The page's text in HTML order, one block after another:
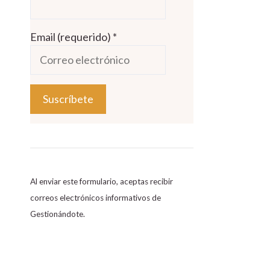
Email (requerido) *
o
s
t
a
Al enviar este formulario, aceptas recibir
correos electrónicos informativos de
Gestionándote.